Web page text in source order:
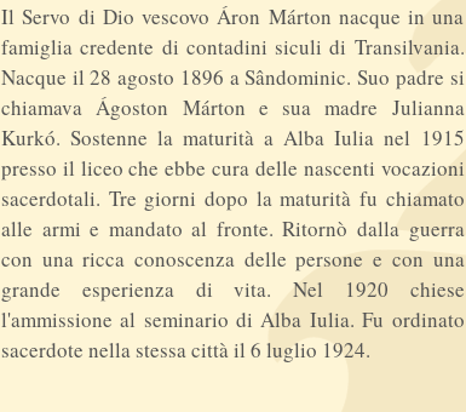
Il Servo di Dio vescovo Áron Márton nacque in una
famiglia credente di contadini siculi di Transilvania.
Nacque il 28 agosto 1896 a Sândominic. Suo padre si
chiamava Ágoston Márton e sua madre Julianna
Kurkó. Sostenne la maturità a Alba Iulia nel 1915
presso il liceo che ebbe cura delle nascenti vocazioni
sacerdotali. Tre giorni dopo la maturità fu chiamato
alle armi e mandato al fronte. Ritornò dalla guerra
con una ricca conoscenza delle persone e con una
grande esperienza di vita. Nel 1920 chiese
l'ammissione al seminario di Alba Iulia. Fu ordinato
sacerdote nella stessa città il 6 luglio 1924.